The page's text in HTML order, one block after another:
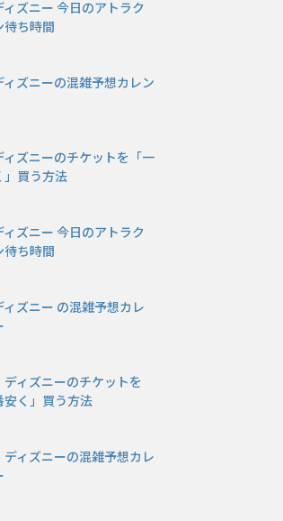
ィズニー 今日のアトラク
待ち時間
ィズニーの混雑予想カレン
ィズニーのチケットを「一
」買う方法
ィズニー 今日のアトラク
待ち時間
ィズニー の混雑予想カレ
ディズニーのチケットを
安く」買う方法
ディズニーの混雑予想カレ